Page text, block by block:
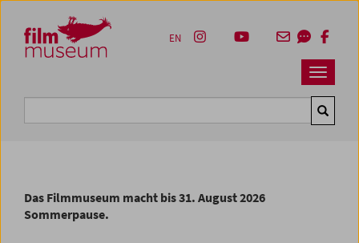
Zum Inhalt
Zum Hauptmenü
Zur Servicenavigation
Zum Suche
Navbar
EN
Das Filmmuseum macht bis 31. August 2026
Sommerpause.